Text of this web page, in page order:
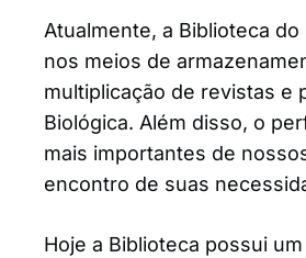
Atualmente, a Biblioteca
nos meios de
multiplicação de revistas e
Biológica. Além disso, o
mais importantes de
encontro de suas
Hoje a Biblioteca possui